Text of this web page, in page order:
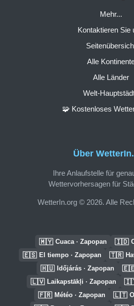
Über
Ihre Anlaufstelle für
Wettervorhersagen für
WetterIn.org © 2026. Alle
Mehr...
Kontaktieren Sie
Alle
Alle Länder
Welt-
🧩 Kostenloses
🇲🇾 Cuaca · Zapopan 🇮🇩
🇪🇸 El tiempo · Zapopan 🇹🇷
🇭🇺 Időjárás · Zapopan
🇱🇻 Laikapstākļi · Zapopan
🇫🇷 Météo · Zapopan 🇱🇹